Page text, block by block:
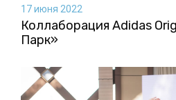
17 июня 2022
Коллаборация Аdidas
Парк»